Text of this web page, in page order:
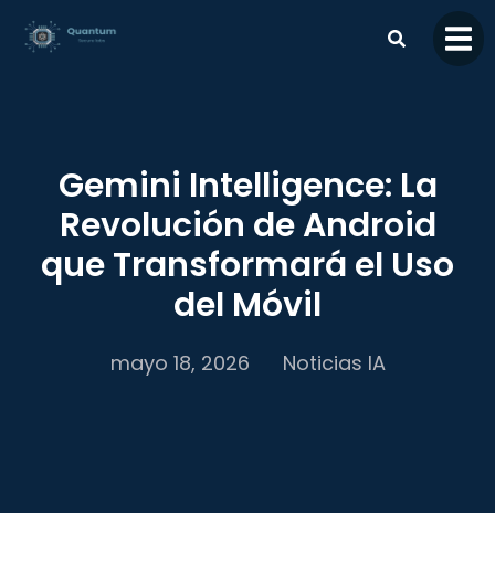
contenido
Gemini Intelligence: La
Revolución de Android
que Transformará el Uso
del Móvil
mayo 18, 2026 Noticias IA